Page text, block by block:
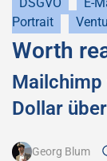
Portrait
Worth
Dollar
Georg Blum